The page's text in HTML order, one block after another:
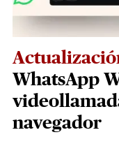
WhatsApp
navegador